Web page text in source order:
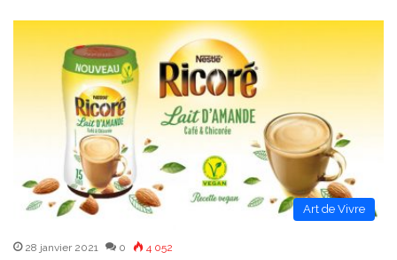
Art de Vivre
28 janvier 2021 0 4 052